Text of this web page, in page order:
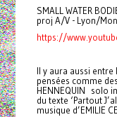
SMALL WATER
proj A/V - Lyon/
https://
Il y aura aussi
pensées comme
HENNEQUIN solo
du texte ‘Partout
musique d’EMILIE